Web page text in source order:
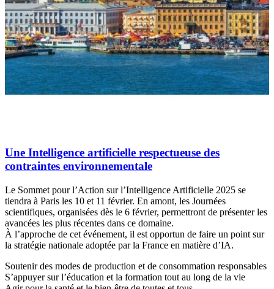
Une Intelligence artificielle respectueuse des
contraintes environnementale
Le Sommet pour l’Action sur l’Intelligence Artificielle 2025 se
tiendra à Paris les 10 et 11 février. En amont, les Journées
scientifiques, organisées dès le 6 février, permettront de présenter les
avancées les plus récentes dans ce domaine.
À l’approche de cet événement, il est opportun de faire un point sur
la stratégie nationale adoptée par la France en matière d’IA.
Soutenir des modes de production et de consommation responsables
S’appuyer sur l’éducation et la formation tout au long de la vie